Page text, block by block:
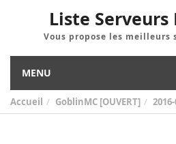
Liste
Vous propose les meilleurs
MENU
Accueil GoblinMC [OUVERT]